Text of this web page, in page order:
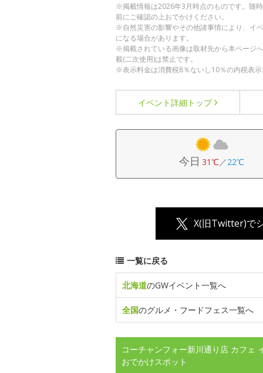
※掲載情報は2026年3月時点のものです。随
前にご確認の上おでかけください。
※自然災害の影響やその他諸事情により、イ
になる場合があります。
※掲載されている画像は取材先から本ページ
載(二次使用)は禁止です。
※表示料金は消費税8％ないし10％の内税表示
イベント詳細 トップ
今日 31℃／22℃
X(旧Twitter)で
一覧に戻る
北海道のGWイベント一覧へ
全国のグルメ・フードフェス一覧へ
コーチャンフォー新川通り店 カフェ
おでかけスポット